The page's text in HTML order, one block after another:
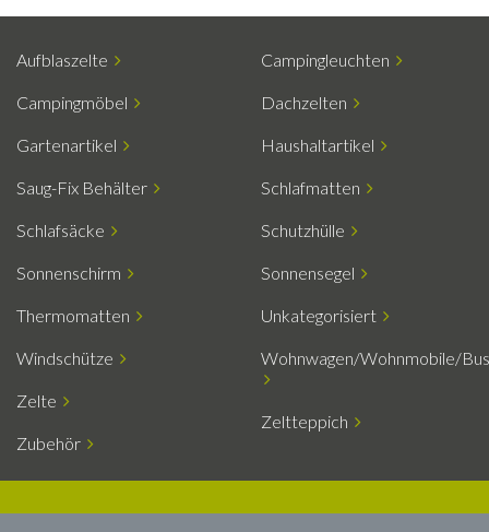
Aufblaszelte Campingleuchten
Campingmöbel Dachzelten
Gartenartikel Haushaltartikel
Saug-Fix Behälter Schlafmatten
Schlafsäcke Schutzhülle
Sonnenschirm Sonnensegel
Thermomatten Unkategorisiert
Windschütze Wohnwagen/Wohnmobile/Bus
Zelte
Zeltteppich
Zubehör